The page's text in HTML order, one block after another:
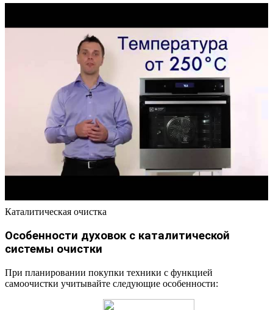
Каталитическая очистка
Особенности духовок с каталитической
системы очистки
При планировании покупки техники с функцией
самоочистки учитывайте следующие особенности: